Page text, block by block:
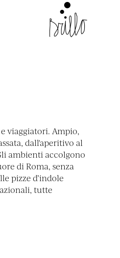
viaggiatori. Ampio,
dall'aperitivo al
ambienti accolgono
di Roma, senza
pizze d’indole
tutte